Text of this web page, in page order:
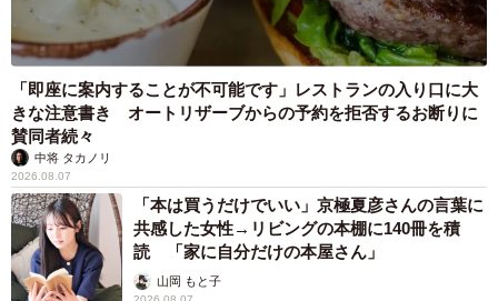
コガネムシを見つめる猫とパパ、偶然生まれた神々しい構図が
「宗教画のよう」と話題 「尊い」「ていうかライオンキン